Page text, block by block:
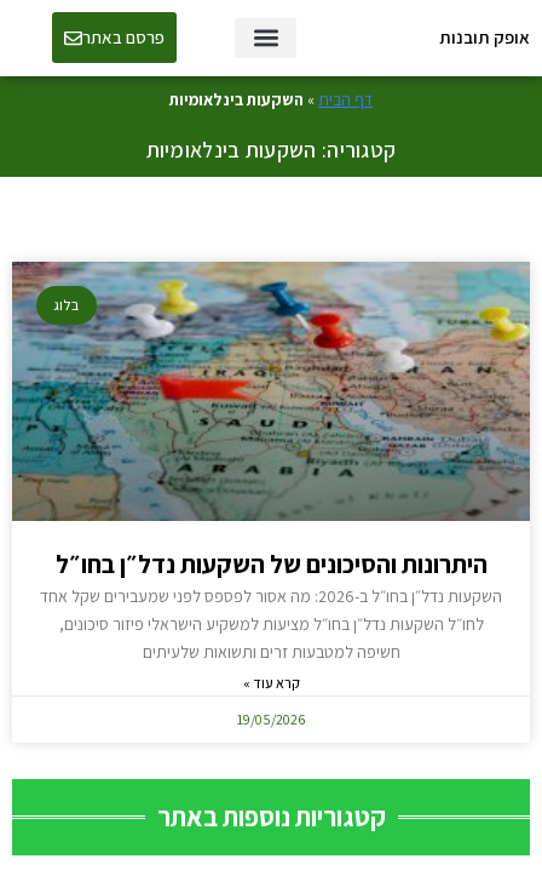
אופק תובנות פרסם באתר
דף הבית» השקעות בינלאומיות
קטגוריה: השקעות בינלאומיות
בלוג
היתרונות והסיכונים של השקעות נדל״ן בחו״ל
השקעות נדל״ן בחו״ל ב-2026: מה אסור לפספס לפני שמעבירים שקל אחד
לחו״ל השקעות נדל״ן בחו״ל מציעות למשקיע הישראלי פיזור סיכונים,
חשיפה למטבעות זרים ותשואות שלעיתים
קרא עוד »
19/05/2026
קטגוריות נוספות באתר